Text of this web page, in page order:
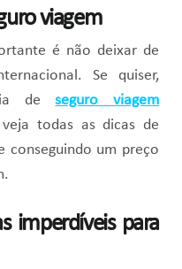
viagem
é não deixar de
Se quiser,
deseguro viagem
todas as dicas de
conseguindo um preço
imperdíveis para